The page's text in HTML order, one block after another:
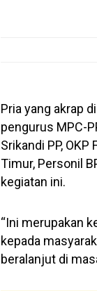
Pria yang akrap
pengurus MPC-
Srikandi PP,
Timur, Personil
kegiatan ini.
“Ini merupakan
kepada
beralanjut di